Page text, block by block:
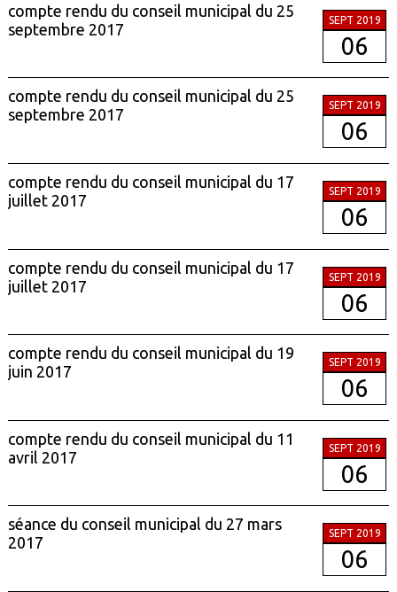
compte rendu du conseil municipal du 25
septembre 2017
SEPT 2019
06
compte rendu du conseil municipal du 25
septembre 2017
SEPT 2019
06
compte rendu du conseil municipal du 17
juillet 2017
SEPT 2019
06
compte rendu du conseil municipal du 17
juillet 2017
SEPT 2019
06
compte rendu du conseil municipal du 19
juin 2017
SEPT 2019
06
compte rendu du conseil municipal du 11
avril 2017
SEPT 2019
06
séance du conseil municipal du 27 mars
2017
SEPT 2019
06